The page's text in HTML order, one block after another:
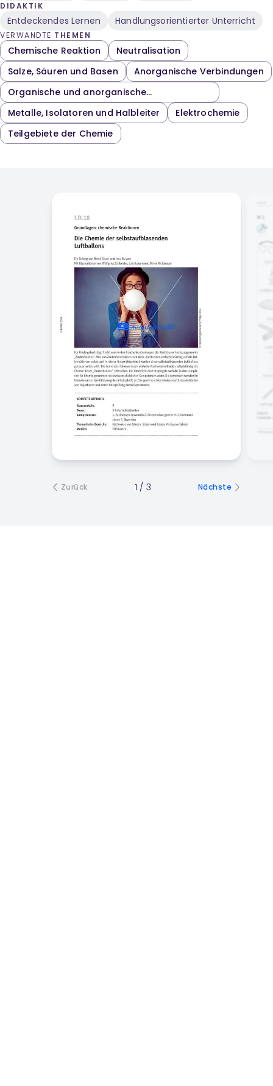
DIDAKTIK
Entdeckendes Lernen Handlungsorientierter Unterricht
VERWANDTE THEMEN
Chemische Reaktion
Neutralisation
Salze, Säuren und Basen
Anorganische Verbindungen
Organische und anorganische
Verbindungen
Metalle, Isolatoren und Halbleiter
Elektrochemie
Teilgebiete der Chemie
Zurück 1 / 3 Nächste